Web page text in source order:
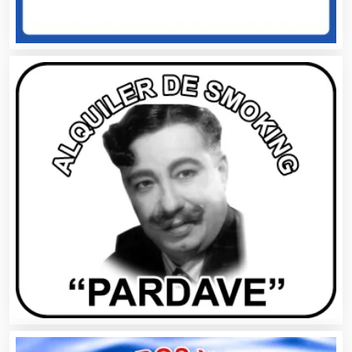
Audios para Eventos
Autobuses
Automatización
Automóviles Nuevos y Usados
Autopartes Eléctricas
Avaluos